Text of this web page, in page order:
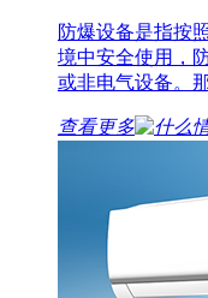
防爆设备是指按
境中安全使用，
或非电气设备。
查看更多